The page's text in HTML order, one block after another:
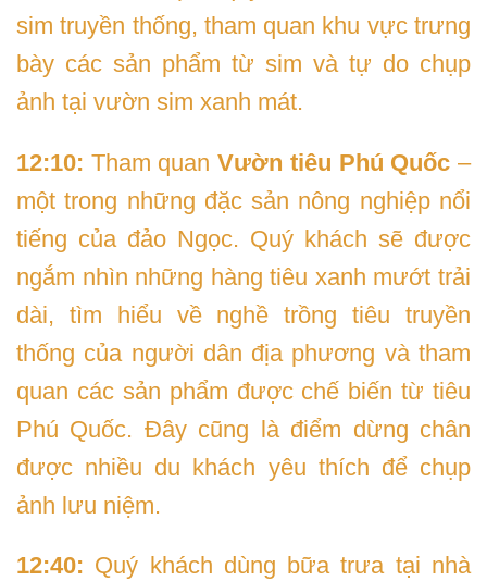
sim truyền thống, tham quan khu vực trưng
bày các sản phẩm từ sim và tự do chụp
ảnh tại vườn sim xanh mát.
12:10: Tham quanVườn tiêu Phú Quốc –
một trong những đặc sản nông nghiệp nổi
tiếng của đảo Ngọc. Quý khách sẽ được
ngắm nhìn những hàng tiêu xanh mướt trải
dài, tìm hiểu về nghề trồng tiêu truyền
thống của người dân địa phương và tham
quan các sản phẩm được chế biến từ tiêu
Phú Quốc. Đây cũng là điểm dừng chân
được nhiều du khách yêu thích để chụp
ảnh lưu niệm.
12:40: Quý khách dùng bữa trưa tại nhà